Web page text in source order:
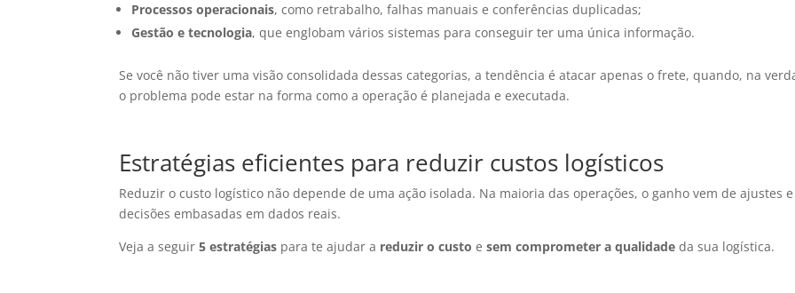
Processos operacionais, como retrabalho, falhas manuais e conferências duplicadas;
Gestão e tecnologia, que englobam vários sistemas para conseguir ter uma única informação.
Se você não tiver uma visão consolidada dessas categorias, a tendência é atacar apenas o frete, quando, na
o problema pode estar na forma como a operação é planejada e executada.
Estratégias eficientes para reduzir custos logísticos
Reduzir o custo logístico não depende de uma ação isolada. Na maioria das operações, o ganho vem de ajustes e
decisões embasadas em dados reais.
Veja a seguir5 estratégias para te ajudar a reduzir o custo esem comprometer a qualidadeda sua logística.